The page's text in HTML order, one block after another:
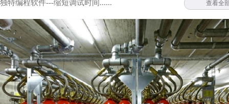
独特编程软件---缩短调试时间......
查看全